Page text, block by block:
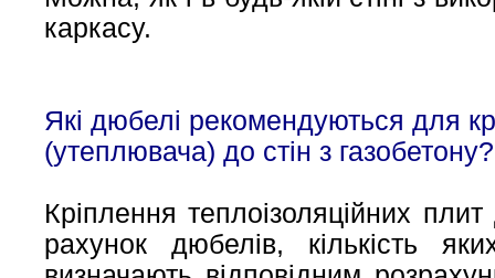
каркасу.
Які дюбелі рекомендуються для
(утеплювача) до стін з газобетону?
Кріплення теплоізоляційних
рахунок дюбелів, кількість